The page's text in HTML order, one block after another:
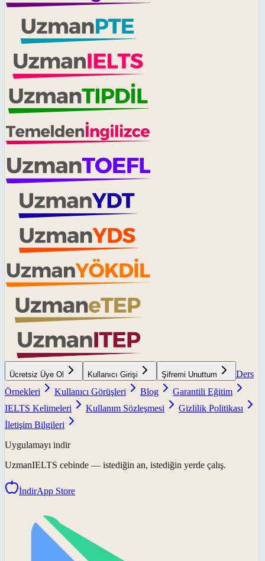
Ücretsiz Üye Ol Kullanıcı Girişi Şifremi Unuttum
Ders
Örnekleri
Kullanıcı Görüşleri Blog
Garantili Eğitim
IELTS Kelimeleri
Kullanım Sözleşmesi
Gizlilik Politikası
İletişim Bilgileri
Uygulamayı indir
UzmanIELTS cebinde — istediğin an, istediğin yerde çalış.
İndirApp Store